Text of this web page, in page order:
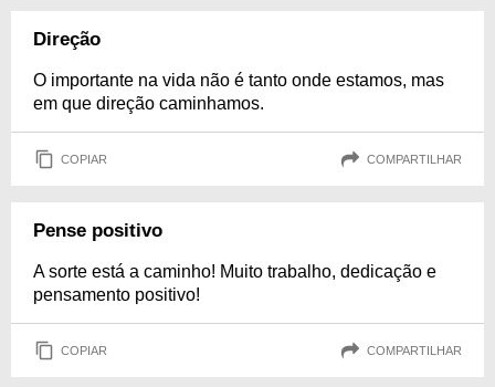
Direção
O importante na vida não é tanto onde estamos, mas
em que direção caminhamos.
COPIAR COMPARTILHAR
Pense positivo
A sorte está a caminho! Muito trabalho, dedicação e
pensamento positivo!
COPIAR COMPARTILHAR